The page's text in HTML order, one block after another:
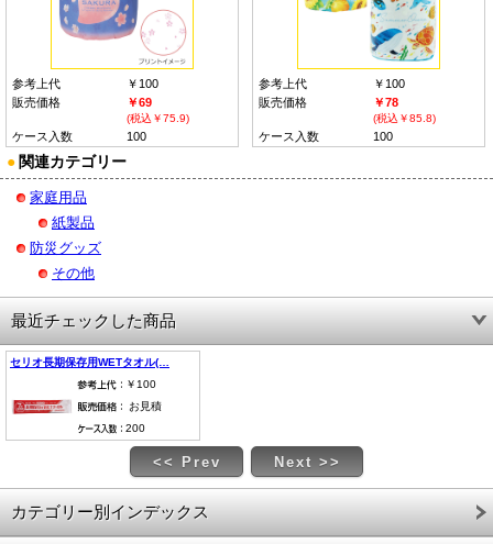
参考上代
￥100
販売価格
￥69
(税込￥75.9)
ケース入数 100
参考上代
￥100
販売価格
￥78
(税込￥85.8)
ケース入数 100
● 関連カテゴリー
家庭用品
紙製品
防災グッズ
その他
最近チェックした商品
セリオ長期保存用WETタオル(…
￥100
お見積
200
<< Prev Next >>
カテゴリー別インデックス